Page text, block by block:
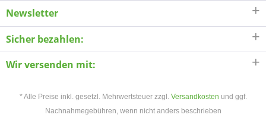
Newsletter
Sicher bezahlen:
Wir versenden mit:
* Alle Preise inkl. gesetzl. Mehrwertsteuer zzgl. Versandkosten und ggf.
Nachnahmegebühren, wenn nicht anders beschrieben